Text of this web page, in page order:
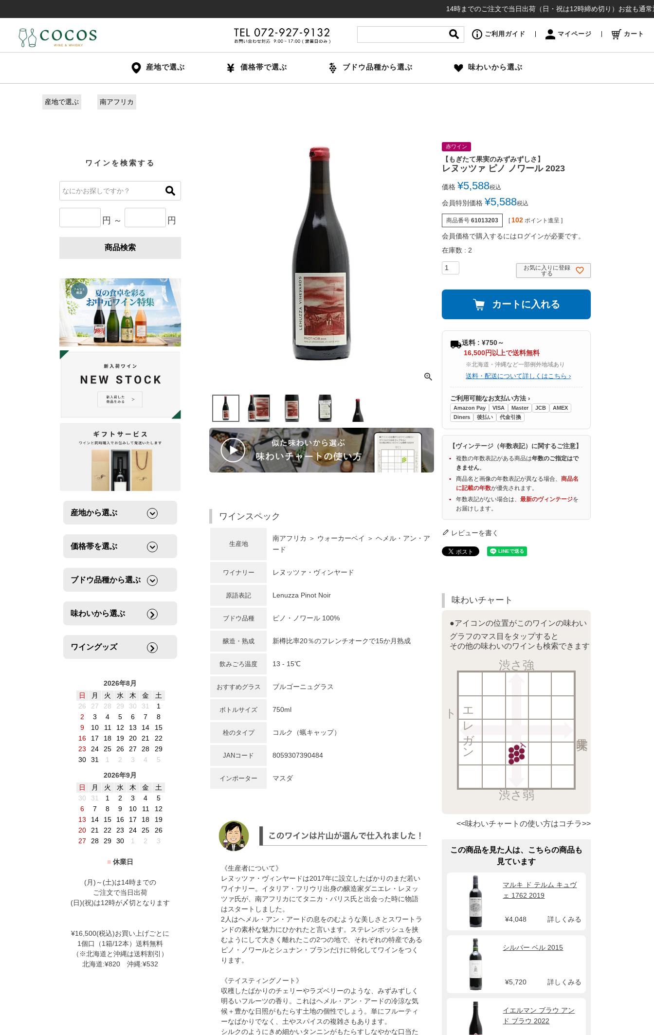
14時までのご注文で当日出荷（日・祝は12時締め切り）お盆も通常通り出
ご利用ガイド マイページ カート
産地で選ぶ 価格帯で選ぶ ブドウ品種から選ぶ 味わいから選ぶ
産地で選ぶ 南アフリカ
ワインを検索する
円 ～ 円
商品検索
産地から選ぶ
価格帯を選ぶ
ブドウ品種から選ぶ
味わいから選ぶ
ワイングッズ
2026年8月
日
月 火 水 木 金
土
26
27 28 29 30 31
1
2
3 4 5 6 7
8
9
10 11 12 13 14
15
16
17 18 19 20 21
22
23
24 25 26 27 28
29
30
31 1 2 3 4
5
2026年9月
日
月 火 水 木 金
土
30
31 1 2 3 4
5
6
7 8 9 10 11
12
13
14 15 16 17 18
19
20
21 22 23 24 25
26
27
28 29 30 1 2 3
■ 休業日
(月)～(土)は14時までの
ご注文で当日出荷
(日)(祝)は12時が〆切となります
¥16,500(税込)お買い上げごとに
1個口（1箱/12本）送料無料
（※北海道と沖縄は送料割引）
北海道:¥820 沖縄:¥532
ワインスペック
生産地
南アフリカ ＞ ウォーカーベイ ＞ ヘメル・アン・ア
ード
ワイナリー レヌッツァ・ヴィンヤード
原語表記 Lenuzza Pinot Noir
ブドウ品種 ピノ・ノワール 100%
醸造・熟成 新樽比率20％のフレンチオークで15か月熟成
飲みごろ温度 13 - 15℃
おすすめグラス ブルゴーニュグラス
ボトルサイズ 750ml
栓のタイプ コルク（蝋キャップ）
JANコード 8059307390484
インポーター マスダ
《生産者について》
レヌッツァ・ヴィンヤードは2017年に設立したばかりのまだ若い
ワイナリー。イタリア・フリウリ出身の醸造家ダニエレ・レヌッ
ツァ氏が、南アフリカにてタニカ・パリス氏と出会った時に物語
はスタートしました。
2人はヘメル・アン・アードの息をのむような美しさとスワートラ
ンドの素朴な魅力にひかれたと言います。ステレンボッシュを挟
むようにして大きく離れたこの2つの地で、それぞれの特産である
ピノ・ノワールとシュナン・ブランだけに特化してワインをつく
ります。
《テイスティングノート》
収穫したばかりのチェリーやラズベリーのような、みずみずしく
明るいフルーツの香り。これはヘメル・アン・アードの冷涼な気
候＋豊かな日照がもたらす土地の個性でしょう。単にフルーティ
ーなばかりでなく、土やスパイスの複雑さもあります。
シルクのようにきめ細かいタンニンがもたらすしなやかな口当た
赤ワイン
【もぎたて果実のみずみずしさ】
レヌッツァ ピノ ノワール 2023
価格 ¥5,588税込
会員特別価格 ¥5,588税込
商品番号 61013203 [ 102 ポイント進呈 ]
会員価格で購入するにはログインが必要です。
在庫数
2
お気に入りに登録
する
カートに入れる
送料 : ¥750～
16,500円以上で送料無料
※北海道・沖縄など一部例外地域あり
送料・配送について詳しくはこちら ›
ご利用可能なお支払い方法 ›
Amazon Pay VISA Master JCB
AMEX
Diners
後払い 代金引換
【ヴィンテージ（年数表記）に関するご注意】
複数の年数表記がある商品は年数のご指定はで
きません。
商品名と画像の年数表記が異なる場合、商品名
に記載の年数が優先されます。
年数表記がない場合は、最新のヴィンテージを
お届けします。
レビューを書く
味わいチャート
●アイコンの位置がこのワインの味わい
グラフのマス目をタップすると
その他の味わいのワインも検索できます
渋さ強
渋さ弱
エ
レ
ガ
ン
ト
<<味わいチャートの使い方はコチラ>>
この商品を見た人は、こちらの商品も
見ています
マルキ ド テルム キュヴ
ェ 1762 2019
¥4,048 詳しくみる
シルバー ベル 2015
¥5,720 詳しくみる
イエルマン ブラウ アン
ド ブラウ 2022